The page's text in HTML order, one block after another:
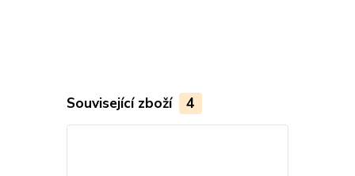
Související zboží 4